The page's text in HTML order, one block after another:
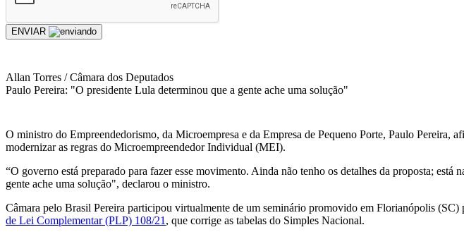
ENVIAR
Allan Torres / Câmara dos Deputados
Paulo Pereira: "O presidente Lula determinou que a gente ache uma solução"
O ministro do Empreendedorismo, da Microempresa e da Empresa de Pequeno Porte, Paulo Pereira,
modernizar as regras do Microempreendedor Individual (MEI).
“O governo está preparado para fazer esse movimento. Ainda não tenho os detalhes da proposta;
gente ache uma solução", declarou o ministro.
Câmara pelo Brasil Pereira participou virtualmente de um seminário promovido em Florianópolis
de Lei Complementar (PLP) 108/21 , que corrige as tabelas do Simples Nacional.